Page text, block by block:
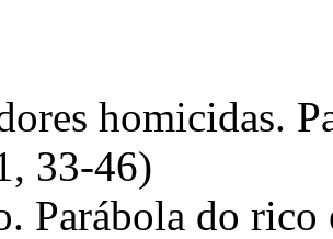
homicidas.
33-46)
Parábola do